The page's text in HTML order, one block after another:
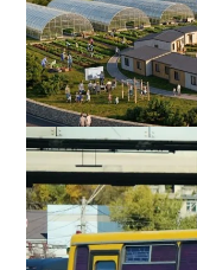
На Одещині
переселенців: що
27-07-2026 в 19:31